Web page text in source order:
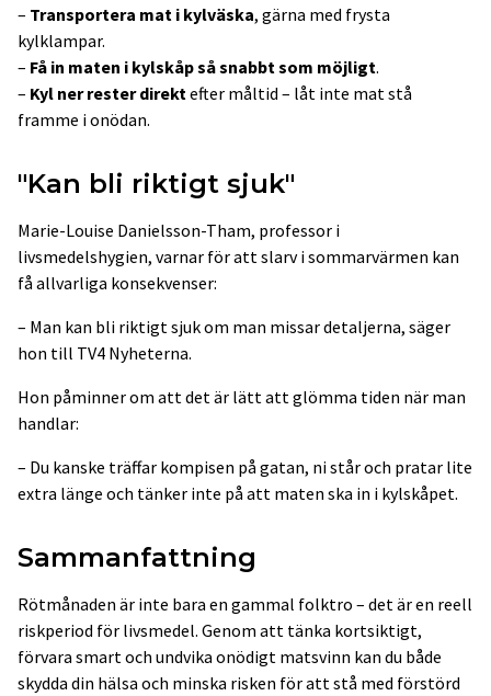
– Transportera mat i kylväska, gärna med frysta
kylklampar.
– Få in maten i kylskåp så snabbt som möjligt.
– Kyl ner rester direkt efter måltid – låt inte mat stå
framme i onödan.
"Kan bli riktigt sjuk"
Marie-Louise Danielsson-Tham, professor i
livsmedelshygien, varnar för att slarv i sommarvärmen kan
få allvarliga konsekvenser:
– Man kan bli riktigt sjuk om man missar detaljerna, säger
hon till TV4 Nyheterna.
Hon påminner om att det är lätt att glömma tiden när man
handlar:
– Du kanske träffar kompisen på gatan, ni står och pratar lite
extra länge och tänker inte på att maten ska in i kylskåpet.
Sammanfattning
Rötmånaden är inte bara en gammal folktro – det är en reell
riskperiod för livsmedel. Genom att tänka kortsiktigt,
förvara smart och undvika onödigt matsvinn kan du både
skydda din hälsa och minska risken för att stå med förstörd